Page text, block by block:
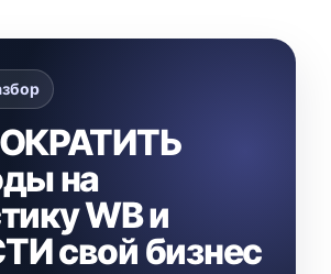
на
WB и
свой бизнес